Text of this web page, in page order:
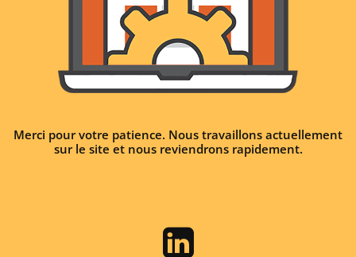
Merci pour votre patience. Nous travaillons actuellement
sur le site et nous reviendrons rapidement.